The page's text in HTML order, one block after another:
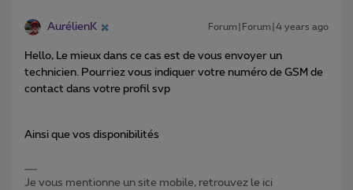
AurélienK Forum|Forum|4 years ago
Hello, Le mieux dans ce cas est de vous envoyer un
technicien. Pourriez vous indiquer votre numéro de GSM de
contact dans votre profil svp
Ainsi que vos disponibilités
Je vous mentionne un site mobile, retrouvez le ici